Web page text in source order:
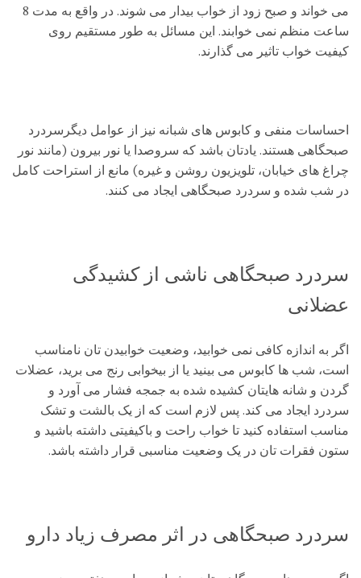
می خواند و صبح زود از خواب بیدار می شوند. در واقع به مدت 8
ساعت منظم نمی خوابند. این مسائل به طور مستقیم روی
کیفیت خواب تاثیر می گذارند.
احساسات منفی و کابوس های شبانه نیز از عوامل دیگرسردرد
صبحگاهی هستند. یادتان باشد که سروصدا یا نور بیرون (مانند نور
چراغ های خیابان، تلویزیون روشن و غیره) مانع از استراحت کامل
در شب شده و سردرد صبحگاهی ایجاد می کنند.
سردرد صبحگاهی ناشی از کشیدگی
عضلانی
اگر به اندازه کافی نمی خوابید، وضعیت خوابیدن تان نامناسب
است، شب ها کابوس می بینید یا از بیخوابی رنج می برید، عضلات
گردن و شانه هایتان کشیده شده به جمجه فشار می آورد و
سردرد ایجاد می کند. پس لازم است که از یک بالشت و تشک
مناسب استفاده کنید تا خواب راحت و باکیفیتی داشته باشید و
ستون فقرات تان در یک وضعیت مناسبی قرار داشته باشد.
سردرد صبحگاهی در اثر مصرف زیاد دارو